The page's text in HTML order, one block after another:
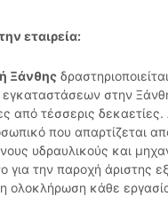
εταιρεία:
Ξάνθης
εγκαταστάσεων στην
από τέσσερις δεκαετίες.
που απαρτίζεται
υδραυλικούς και
για την παροχή άριστης
ολοκλήρωση κάθε